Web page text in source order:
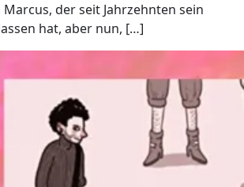
der seit Jahrzehnten sein
hat, aber nun, […]